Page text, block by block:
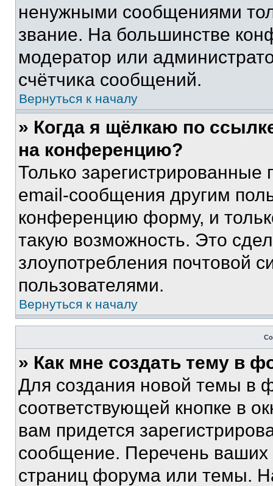
ненужными сообщениями
звание. На большинстве
модератор или
счётчика сообщений.
Вернуться к началу
» Когда я щёлкаю по
на конференцию?
Только зарегистрированные
email-сообщения другим
конференцию форму, и
такую возможность. Это
злоупотребления почтовой
пользователями.
Вернуться к началу
» Как мне создать тему в
Для создания новой темы в
соответствующей кнопке в
вам придется
сообщение. Перечень ваших
страниц форума или темы.